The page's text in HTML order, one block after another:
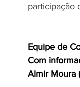
participação
Equipe de
Com
Almir Moura